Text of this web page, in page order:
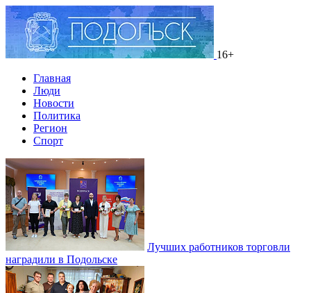
16+
Главная
Люди
Новости
Политика
Регион
Спорт
Лучших работников торговли
наградили в Подольске